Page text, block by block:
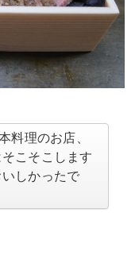
料理のお店、
こそこします
しかったで